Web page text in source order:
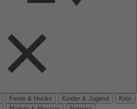
Feste & Hocks Kinder & Jugend
Kino